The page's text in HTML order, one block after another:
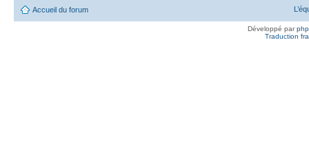
Accueil du forum
Développé par
Traduction